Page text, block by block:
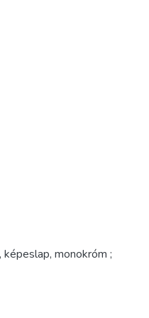
monokróm ;